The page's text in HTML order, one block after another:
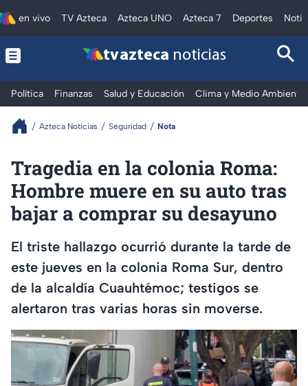
en vivo TV Azteca Azteca UNO Azteca 7 Deportes
tv azteca noticias
Política Finanzas Salud y Educación Clima y Medio Ambiente
Azteca Noticias Seguridad Nota
Tragedia en la colonia Roma:
Hombre muere en su auto tras
bajar a comprar su desayuno
El triste hallazgo ocurrió durante la tarde de
este jueves en la colonia Roma Sur, dentro
de la alcaldía Cuauhtémoc; testigos se
alertaron tras varias horas sin moverse.